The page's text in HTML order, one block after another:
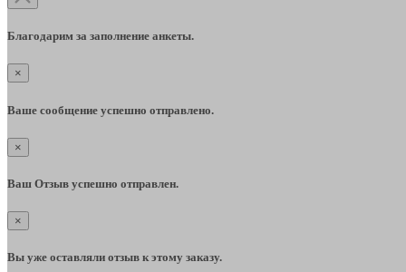
Благодарим за заполнение анкеты.
×
Ваше сообщение успешно отправлено.
×
Ваш Отзыв успешно отправлен.
×
Вы уже оставляли отзыв к этому заказу.